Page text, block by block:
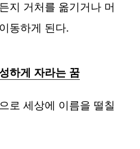
지 거처를 옮기거나 머
동하게 된다.
하게 자라는 꿈
로 세상에 이름을 떨칠